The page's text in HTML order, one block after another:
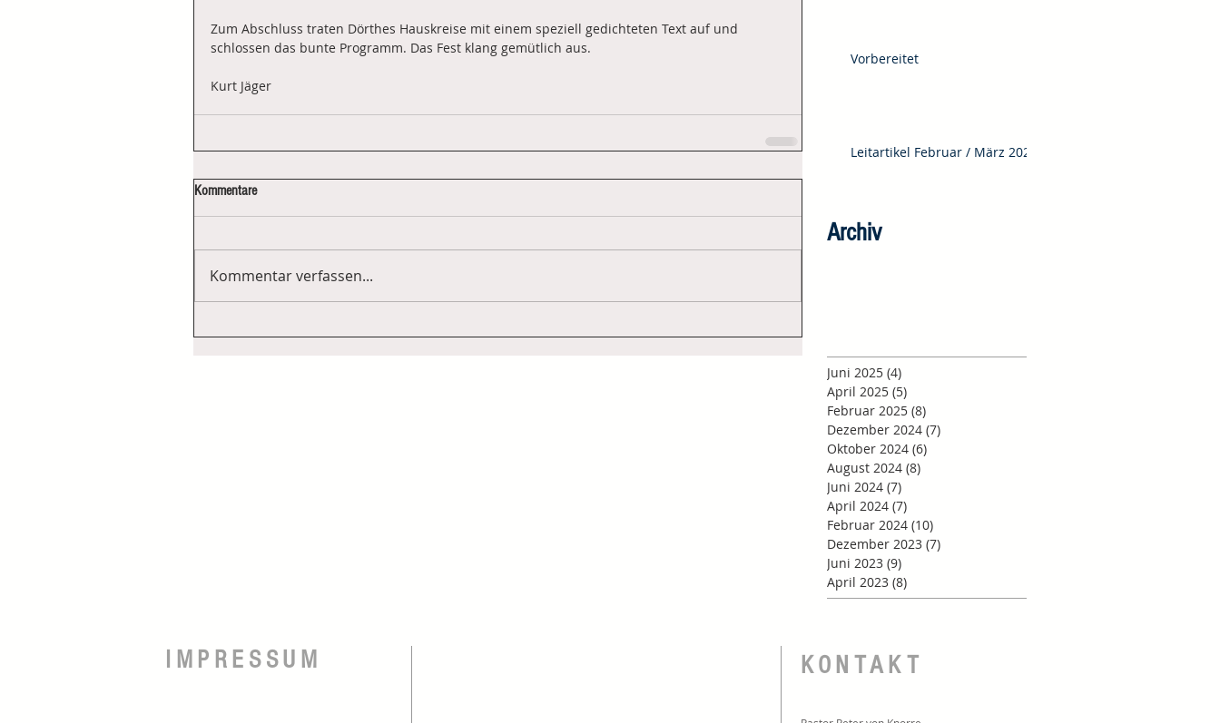
Zum Abschluss traten Dörthes Hauskreise mit einem speziell gedichteten Text auf und
schlossen das bunte Programm. Das Fest klang gemütlich aus.
Kurt Jäger
Kommentare
Kommentar verfassen...
Vorbereitet
Leitartikel Februar / März 2025
Archiv
Juni 2025 (4)
April 2025 (5)
Februar 2025 (8)
Dezember 2024 (7)
Oktober 2024 (6)
August 2024 (8)
Juni 2024 (7)
April 2024 (7)
Februar 2024 (10)
Dezember 2023 (7)
Juni 2023 (9)
April 2023 (8)
IMPRESSUM KONTAKT